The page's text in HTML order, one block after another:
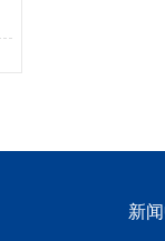
新